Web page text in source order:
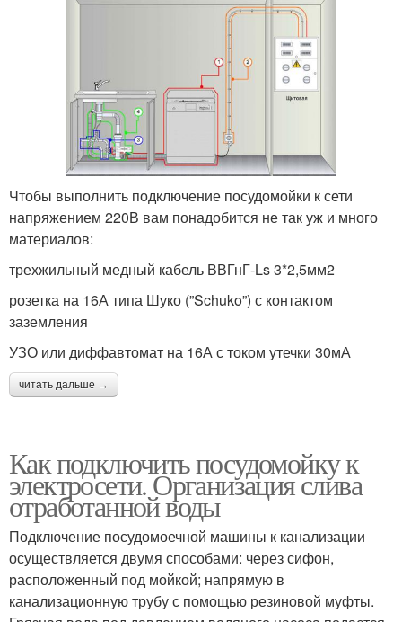
Чтобы выполнить подключение посудомойки к сети
напряжением 220В вам понадобится не так уж и много
материалов:
трехжильный медный кабель ВВГнГ-Ls 3*2,5мм2
розетка на 16А типа Шуко (”Schuko”) с контактом
заземления
УЗО или диффавтомат на 16А с током утечки 30мА
читать дальше →
Как подключить посудомойку к
электросети. Организация слива
отработанной воды
Подключение посудомоечной машины к канализации
осуществляется двумя способами: через сифон,
расположенный под мойкой; напрямую в
канализационную трубу с помощью резиновой муфты.